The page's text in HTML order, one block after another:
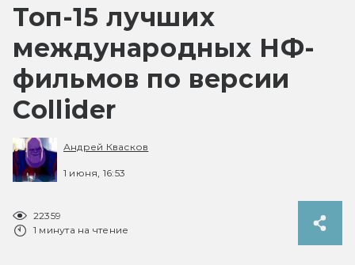
Топ-15 лучших
международных НФ-
фильмов по версии
Collider
Андрей Квасков
1 июня, 16:53
22359
1 минута на чтение